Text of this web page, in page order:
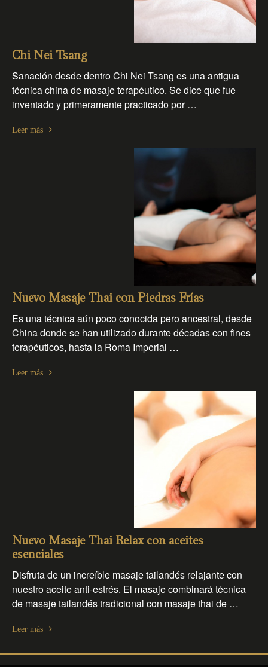
Chi Nei Tsang
Sanación desde dentro Chi Nei Tsang es una antigua
técnica china de masaje terapéutico. Se dice que fue
inventado y primeramente practicado por …
Leer más
Nuevo Masaje Thai con Piedras Frías
Es una técnica aún poco conocida pero ancestral, desde
China donde se han utilizado durante décadas con fines
terapéuticos, hasta la Roma Imperial …
Leer más
Nuevo Masaje Thai Relax con aceites
esenciales
Disfruta de un increíble masaje tailandés relajante con
nuestro aceite anti-estrés. El masaje combinará técnica
de masaje tailandés tradicional con masaje thai de …
Leer más